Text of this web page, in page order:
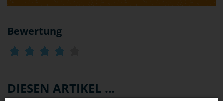
Bewertung
DIESEN ARTIKEL ...